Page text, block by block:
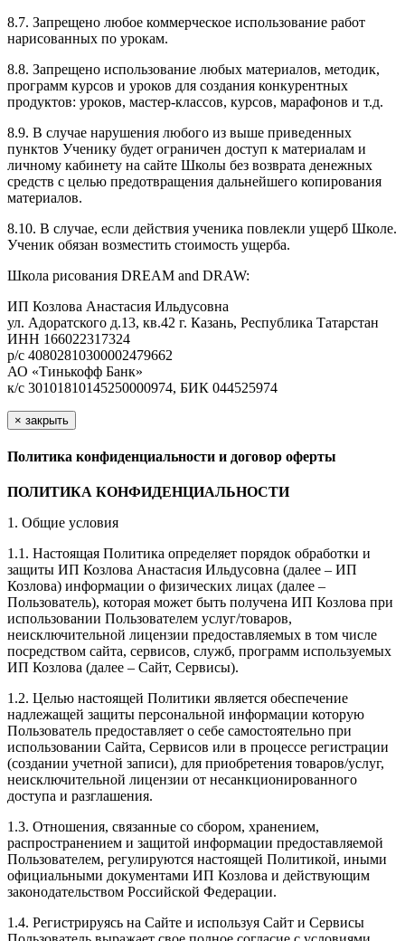
8.7. Запрещено любое коммерческое использование работ
нарисованных по урокам.
8.8. Запрещено использование любых материалов, методик,
программ курсов и уроков для создания конкурентных
продуктов: уроков, мастер-классов, курсов, марафонов и т.д.
8.9. В случае нарушения любого из выше приведенных
пунктов Ученику будет ограничен доступ к материалам и
личному кабинету на сайте Школы без возврата денежных
средств с целью предотвращения дальнейшего копирования
материалов.
8.10. В случае, если действия ученика повлекли ущерб Школе.
Ученик обязан возместить стоимость ущерба.
Школа рисования DREAM and DRAW:
ИП Козлова Анастасия Ильдусовна
ул. Адоратского д.13, кв.42 г. Казань, Республика Татарстан
ИНН 166022317324
р/с 40802810300002479662
АО «Тинькофф Банк»
к/с 30101810145250000974, БИК 044525974
× закрыть
Политика конфиденциальности и договор оферты
ПОЛИТИКА КОНФИДЕНЦИАЛЬНОСТИ
1. Общие условия
1.1. Настоящая Политика определяет порядок обработки и
защиты ИП Козлова Анастасия Ильдусовна (далее – ИП
Козлова) информации о физических лицах (далее –
Пользователь), которая может быть получена ИП Козлова при
использовании Пользователем услуг/товаров,
неисключительной лицензии предоставляемых в том числе
посредством сайта, сервисов, служб, программ используемых
ИП Козлова (далее – Сайт, Сервисы).
1.2. Целью настоящей Политики является обеспечение
надлежащей защиты персональной информации которую
Пользователь предоставляет о себе самостоятельно при
использовании Сайта, Сервисов или в процессе регистрации
(создании учетной записи), для приобретения товаров/услуг,
неисключительной лицензии от несанкционированного
доступа и разглашения.
1.3. Отношения, связанные со сбором, хранением,
распространением и защитой информации предоставляемой
Пользователем, регулируются настоящей Политикой, иными
официальными документами ИП Козловa и действующим
законодательством Российской Федерации.
1.4. Регистрируясь на Сайте и используя Сайт и Сервисы